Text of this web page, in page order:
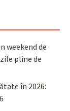
weekend de
pline de
în 2026: